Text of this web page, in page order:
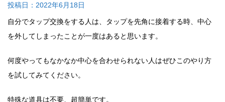
投稿日： 2022年6月18日
自分でタップ交換をする人は、タップを先角に接着する時、中心
を外してしまったことが一度はあると思います。
何度やってもなかなか中心を合わせられない人はぜひこのやり方
を試してみてください。
特殊な道具は不要、超簡単です。